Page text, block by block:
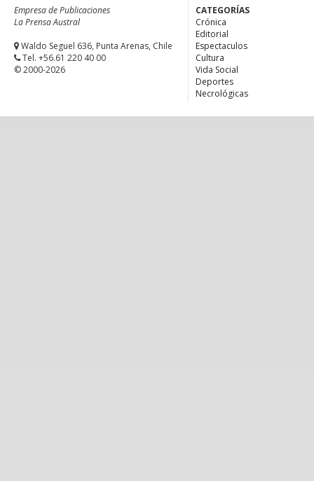
Empresa de Publicaciones
La Prensa Austral
Waldo Seguel 636, Punta Arenas, Chile
Tel. +56.61 220 40 00
© 2000-2026
CATEGORÍAS
Crónica
Editorial
Espectaculos
Cultura
Vida Social
Deportes
Necrológicas